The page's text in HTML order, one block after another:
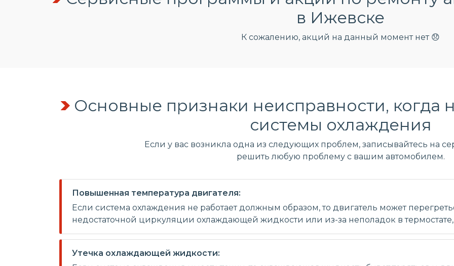
в Ижевске
К сожалению, акций на данный момент нет 😞
Основные признаки неисправности, когда
системы охлаждения
Если у вас возникла одна из следующих проблем, записывайтесь на
решить любую проблему с вашим автомобилем.
Повышенная температура двигателя:
Если система охлаждения не работает должным образом, то двигатель может
недостаточной циркуляции охлаждающей жидкости или из-за неполадок в
Утечка охлаждающей жидкости: